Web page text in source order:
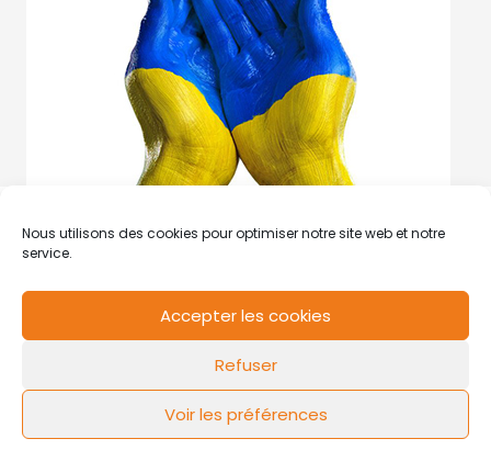
Nous utilisons des cookies pour optimiser notre site web et notre
service.
Accepter les cookies
Refuser
Voir les préférences
Mentions légales Politique de cookies
FLOW44